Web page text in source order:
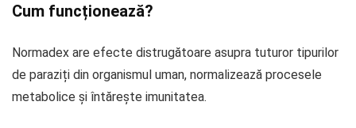
Cum funcționează?
Normadex are efecte distrugătoare asupra tuturor tipurilor
de paraziți din organismul uman, normalizează procesele
metabolice și întărește imunitatea.